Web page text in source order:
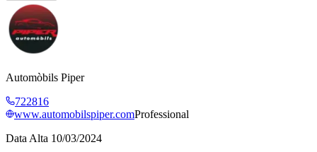
Automòbils Piper
722816
www.automobilspiper.comProfessional
Data Alta 10/03/2024